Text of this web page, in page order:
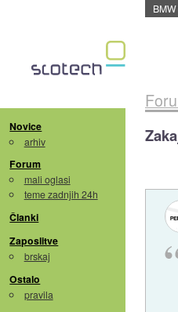
Novice
arhiv
Forum
mali oglasi
teme zadnjih 24h
Članki
Zaposlitve
brskaj
Ostalo
pravila